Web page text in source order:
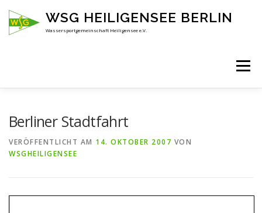
Inhalt
springen
WSG HEILIGENSEE BERLIN
Wassersportgemeinschaft Heiligensee e.V.
Menü
AKTUELLES
Berliner Stadtfahrt
VERÖFFENTLICHT AM 14. OKTOBER 2007 VON
WSGHEILIGENSEE